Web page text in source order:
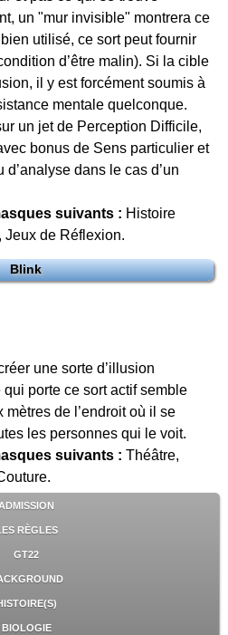
un "mur invisible" montrera ce
utilisé, ce sort peut fournir
d’être malin). Si la cible
il y est forcément soumis à
mentale quelconque.
un jet de Perception Difficile,
bonus de Sens particulier et
dans le cas d’un
suivants : Histoire
Jeux de Réflexion.
Blink
une sorte d’illusion
porte ce sort actif semble
de l’endroit où il se
les personnes qui le voit.
suivants : Théâtre,
ADMISSION
LES RÈGLES
GT22
BIOLOGIE